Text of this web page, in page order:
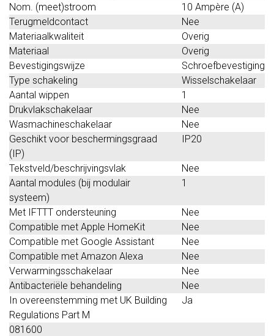
Nom. (meet)stroom
10 Ampère (A)
Terugmeldcontact
Nee
Materiaalkwaliteit
Overig
Materiaal
Overig
Bevestigingswijze
Schroefbevestiging
Type schakeling
Wisselschakelaar
Aantal wippen
1
Drukvlakschakelaar
Nee
Wasmachineschakelaar
Nee
Geschikt voor beschermingsgraad
(IP)
IP20
Tekstveld/beschrijvingsvlak
Nee
Aantal modules (bij modulair
systeem)
1
Met IFTTT ondersteuning
Nee
Compatible met Apple HomeKit
Nee
Compatible met Google Assistant
Nee
Compatible met Amazon Alexa
Nee
Verwarmingsschakelaar
Nee
Antibacteriële behandeling
Nee
In overeenstemming met UK Building
Regulations Part M
Ja
081600